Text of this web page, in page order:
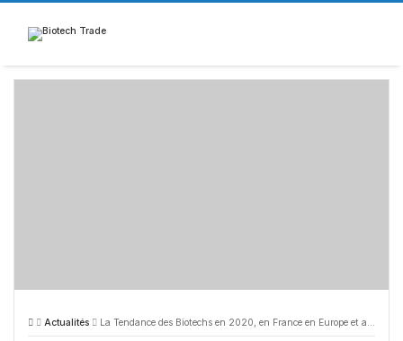
Skip
content
Actualités La Tendance des Biotechs en 2020, en France en Europe et aux Etats-Unis (Semaine 50)